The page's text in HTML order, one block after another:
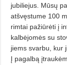
jubiliejus. Mūsų
atšvęstume 100
rimtai pažiūrėti į
kalbėjomės su
jiems svarbu, kur
Į pagalbą